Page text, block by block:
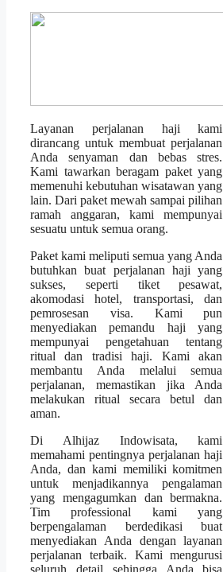
Layanan perjalanan haji kami
dirancang untuk membuat perjalanan
Anda senyaman dan bebas stres.
Kami tawarkan beragam paket yang
memenuhi kebutuhan wisatawan yang
lain. Dari paket mewah sampai pilihan
ramah anggaran, kami mempunyai
sesuatu untuk semua orang.
Paket kami meliputi semua yang Anda
butuhkan buat perjalanan haji yang
sukses, seperti tiket pesawat,
akomodasi hotel, transportasi, dan
pemrosesan visa. Kami pun
menyediakan pemandu haji yang
mempunyai pengetahuan tentang
ritual dan tradisi haji. Kami akan
membantu Anda melalui semua
perjalanan, memastikan jika Anda
melakukan ritual secara betul dan
aman.
Di Alhijaz Indowisata, kami
memahami pentingnya perjalanan haji
Anda, dan kami memiliki komitmen
untuk menjadikannya pengalaman
yang mengagumkan dan bermakna.
Tim professional kami yang
berpengalaman berdedikasi buat
menyediakan Anda dengan layanan
perjalanan terbaik. Kami mengurusi